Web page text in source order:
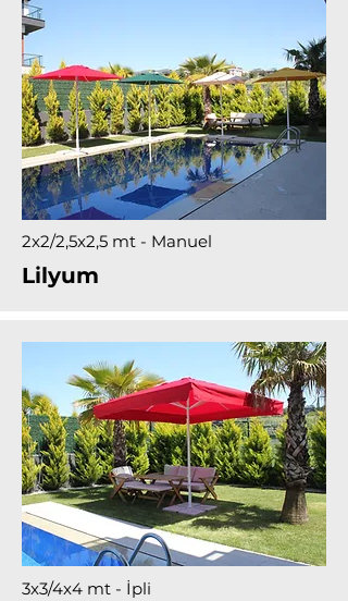
2x2/2,5x2,5 mt - Manuel
Lilyum
3x3/4x4 mt - İpli